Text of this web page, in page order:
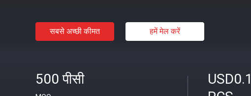
सबसे अच्छी कीमत हमें मेल करें
500 पीसी